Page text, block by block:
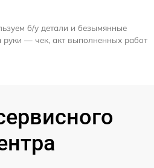
б/у детали и безымянные
— чек, акт выполненных работ